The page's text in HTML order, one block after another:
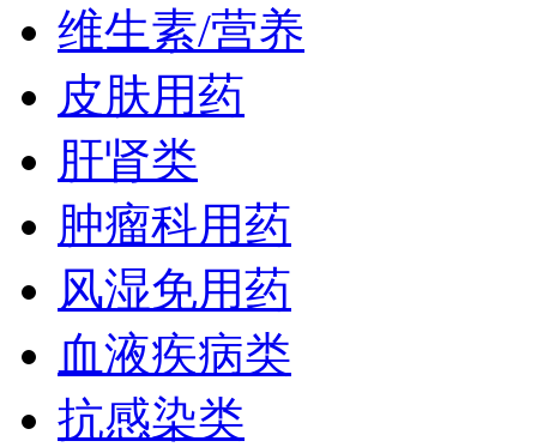
维生素/营养
皮肤用药
肝肾类
肿瘤科用药
风湿免用药
血液疾病类
抗感染类